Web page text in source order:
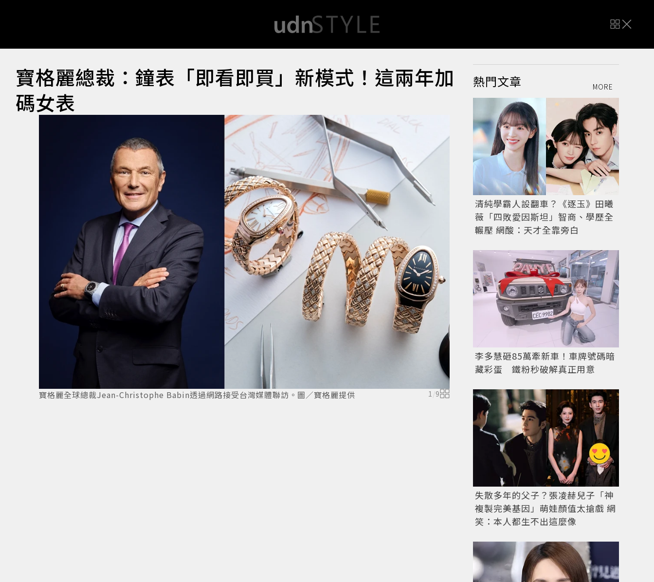
寶格麗總裁：鐘表「即看即買」新模式！這兩年加
碼女表
寶格麗全球總裁Jean-Christophe Babin透過網路接受台灣媒體聯訪。圖／寶格麗提供 1 /9
熱門文章 MORE
清純學霸人設翻車？《逐玉》田曦
薇「四敗愛因斯坦」智商、學歷全
輾壓 網酸：天才全靠旁白
李多慧砸85萬牽新車！車牌號碼暗
藏彩蛋 鐵粉秒破解真正用意
失散多年的父子？張凌赫兒子「神
複製完美基因」萌娃顏值太搶戲 網
笑：本人都生不出這麼像